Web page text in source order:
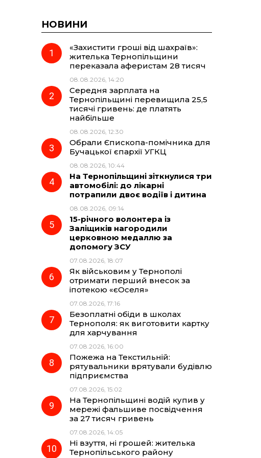
НОВИНИ
«Захистити гроші від шахраїв»:
жителька Тернопільщини
переказала аферистам 28 тисяч
08.08.2026, 14:20
Середня зарплата на
Тернопільщині перевищила 25,5
тисячі гривень: де платять
найбільше
08.08.2026, 12:30
Обрали Єпископа-помічника для
Бучацької єпархії УГКЦ
08.08.2026, 10:44
На Тернопільщині зіткнулися три
автомобілі: до лікарні
потрапили двоє водіїв і дитина
08.08.2026, 09:14
15-річного волонтера із
Заліщиків нагородили
церковною медаллю за
допомогу ЗСУ
07.08.2026, 18:07
Як військовим у Тернополі
отримати перший внесок за
іпотекою «єОселя»
07.08.2026, 17:16
Безоплатні обіди в школах
Тернополя: як виготовити картку
для харчування
07.08.2026, 16:00
Пожежа на Текстильній:
рятувальники врятували будівлю
підприємства
07.08.2026, 15:02
На Тернопільщині водій купив у
мережі фальшиве посвідчення
за 27 тисяч гривень
07.08.2026, 14:05
Ні взуття, ні грошей: жителька
Тернопільського району